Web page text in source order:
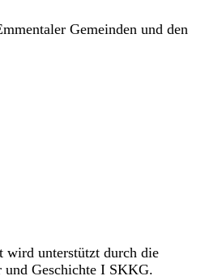
Gemeinden und den
wird unterstützt durch die
Geschichte I SKKG.